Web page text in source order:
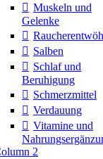
Muskeln und
Gelenke
Salben
Schlaf und
Beruhigung
Schmerzmittel
Verdauung
Vitamine und
2